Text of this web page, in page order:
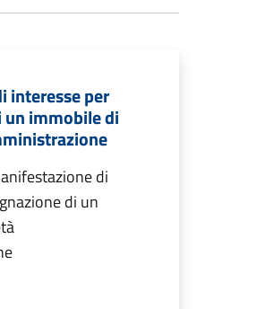
interesse per
un immobile di
di
di un